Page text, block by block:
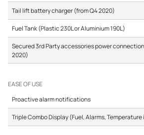
Tail lift battery charger (from Q4 2020)
Fuel Tank (Plastic 230L or Aluminium 190L)
Secured 3rd Party accessories power
2020)
EASE OF USE
Proactive alarm notifications
Triple Combo Display (Fuel, Alarms,